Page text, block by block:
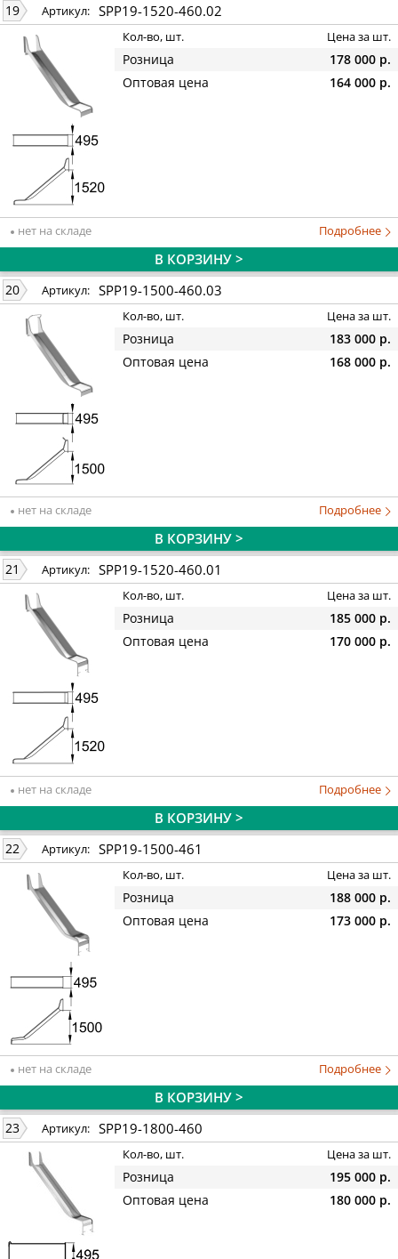
19 Артикул: SPP19-1520-460.02
Кол-во, шт. Цена за шт.
Розница
178 000 р.
Оптовая цена
164 000 р.
нет на складе Подробнее
В КОРЗИНУ >
20 Артикул: SPP19-1500-460.03
Кол-во, шт. Цена за шт.
Розница
183 000 р.
Оптовая цена
168 000 р.
нет на складе Подробнее
В КОРЗИНУ >
21 Артикул: SPP19-1520-460.01
Кол-во, шт. Цена за шт.
Розница
185 000 р.
Оптовая цена
170 000 р.
нет на складе Подробнее
В КОРЗИНУ >
22 Артикул: SPP19-1500-461
Кол-во, шт. Цена за шт.
Розница
188 000 р.
Оптовая цена
173 000 р.
нет на складе Подробнее
В КОРЗИНУ >
23 Артикул: SPP19-1800-460
Кол-во, шт. Цена за шт.
Розница
195 000 р.
Оптовая цена
180 000 р.